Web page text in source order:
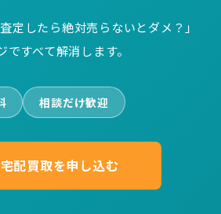
定したら絶対売らないとダメ？」
すべて解消します。
相談だけ歓迎
宅配買取を申し込む